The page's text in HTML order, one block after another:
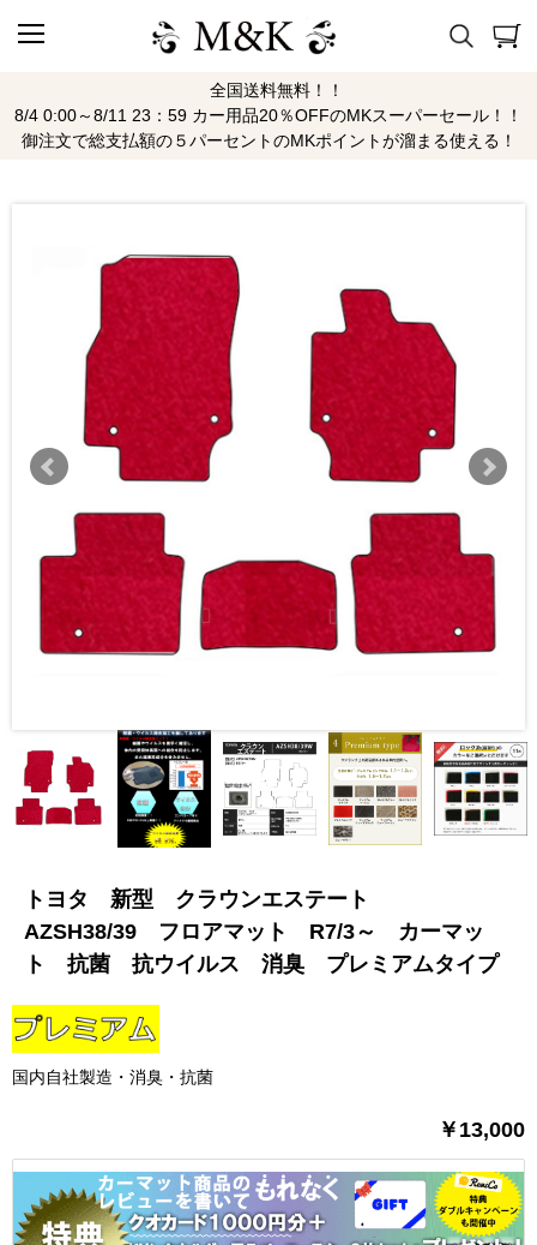
全国送料無料！！
8/4 0:00～8/11 23：59 カー用品20％OFFのMKスーパーセール！！
御注文で総支払額の５パーセントのMKポイントが溜まる使える！
トヨタ 新型 クラウンエステート
AZSH38/39 フロアマット R7/3～ カーマッ
ト 抗菌 抗ウイルス 消臭 プレミアムタイプ
国内自社製造・消臭・抗菌
￥13,000